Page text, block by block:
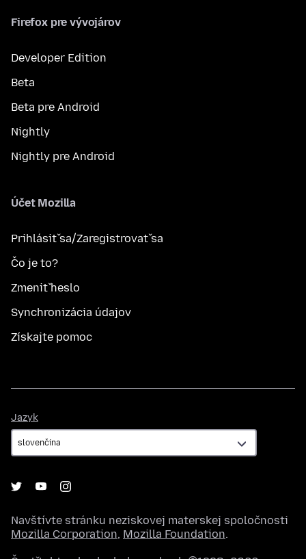
Firefox pre vývojárov
Developer Edition
Beta
Beta pre Android
Nightly
Nightly pre Android
Účet Mozilla
Prihlásiť sa/Zaregistrovať sa
Čo je to?
Zmeniť heslo
Synchronizácia údajov
Získajte pomoc
Jazyk
Navštívte stránku neziskovej materskej spoločnosti
Mozilla Corporation, Mozilla Foundation.